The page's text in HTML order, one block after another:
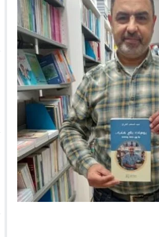
10:29 الجيش الملكي ينتفض ضد تعيين “ندالا”
يفجّر الأوضاع